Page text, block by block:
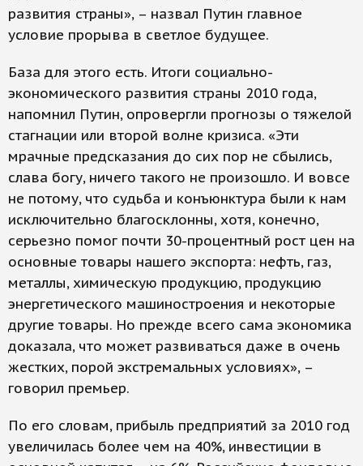
развития страны», – назвал Путин главное
условие прорыва в светлое будущее.
База для этого есть. Итоги социально-
экономического развития страны 2010 года,
напомнил Путин, опровергли прогнозы о тяжелой
стагнации или второй волне кризиса. «Эти
мрачные предсказания до сих пор не сбылись,
слава богу, ничего такого не произошло. И вовсе
не потому, что судьба и конъюнктура были к нам
исключительно благосклонны, хотя, конечно,
серьезно помог почти 30-процентный рост цен на
основные товары нашего экспорта: нефть, газ,
металлы, химическую продукцию, продукцию
энергетического машиностроения и некоторые
другие товары. Но прежде всего сама экономика
доказала, что может развиваться даже в очень
жестких, порой экстремальных условиях», –
говорил премьер.
По его словам, прибыль предприятий за 2010 год
увеличилась более чем на 40%, инвестиции в